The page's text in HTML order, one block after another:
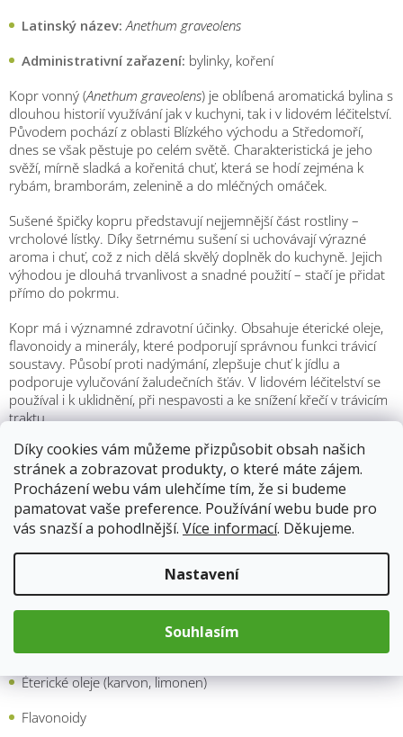
Díky cookies vám můžeme přizpůsobit obsah našich
stránek a zobrazovat produkty, o které máte zájem.
Procházení webu vám ulehčíme tím, že si budeme
pamatovat vaše preference. Používání webu bude pro
vás snazší a pohodlnější. Více informací. Děkujeme.
Nastavení
Souhlasím
Latinský název: Anethum graveolens
Administrativní zařazení: bylinky, koření
Kopr vonný (Anethum graveolens) je oblíbená aromatická bylina s
dlouhou historií využívání jak v kuchyni, tak i v lidovém léčitelství.
Původem pochází z oblasti Blízkého východu a Středomoří,
dnes se však pěstuje po celém světě. Charakteristická je jeho
svěží, mírně sladká a kořenitá chuť, která se hodí zejména k
rybám, bramborám, zelenině a do mléčných omáček.
Sušené špičky kopru představují nejjemnější část rostliny –
vrcholové lístky. Díky šetrnému sušení si uchovávají výrazné
aroma i chuť, což z nich dělá skvělý doplněk do kuchyně. Jejich
výhodou je dlouhá trvanlivost a snadné použití – stačí je přidat
přímo do pokrmu.
Kopr má i významné zdravotní účinky. Obsahuje éterické oleje,
flavonoidy a minerály, které podporují správnou funkci trávicí
soustavy. Působí proti nadýmání, zlepšuje chuť k jídlu a
podporuje vylučování žaludečních šťáv. V lidovém léčitelství se
používal i k uklidnění, při nespavosti a ke snížení křečí v trávicím
traktu.
V kuchyni je kopr univerzální. Hodí se do koprové omáčky,
kulajdy, bramborových salátů, polévek, k přípravě bylinkových
másel a dipů, a je nezbytný při nakládání okurek či jiné zeleniny.
Ve skandinávské kuchyni se tradičně používá k rybám, zejména
k lososovi.
Kopr špičky tak spojují tradiční chuť, praktické použití a
zdravotní benefity. Stačí je mít vždy po ruce a vaše jídla získají
bohatší a svěží chuť.
Účinné látky
Éterické oleje (karvon, limonen)
Flavonoidy